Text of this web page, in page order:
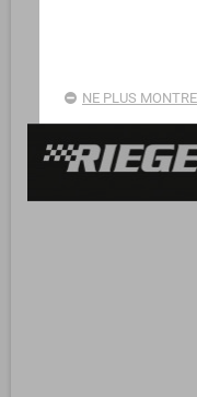
NE PLUS